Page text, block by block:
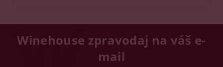
Winehouse zpravodaj na váš e-
mail